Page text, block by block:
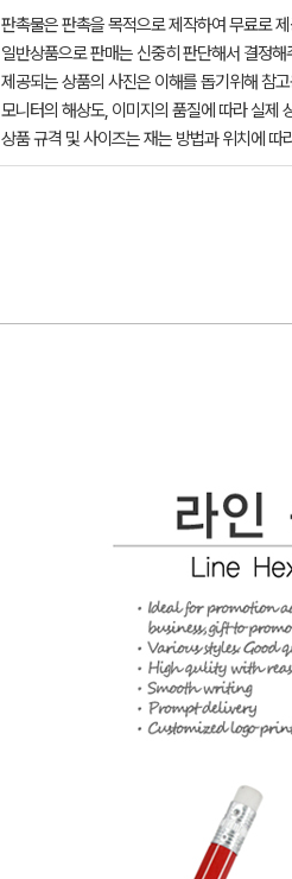
판촉물은 판촉을 목적으로 제작하여 무료로
일반상품으로 판매는 신중히 판단해서 결정해
제공되는 상품의 사진은 이해를 돕기위해 참
모니터의 해상도, 이미지의 품질에 따라 실제
상품 규격 및 사이즈는 재는 방법과 위치에